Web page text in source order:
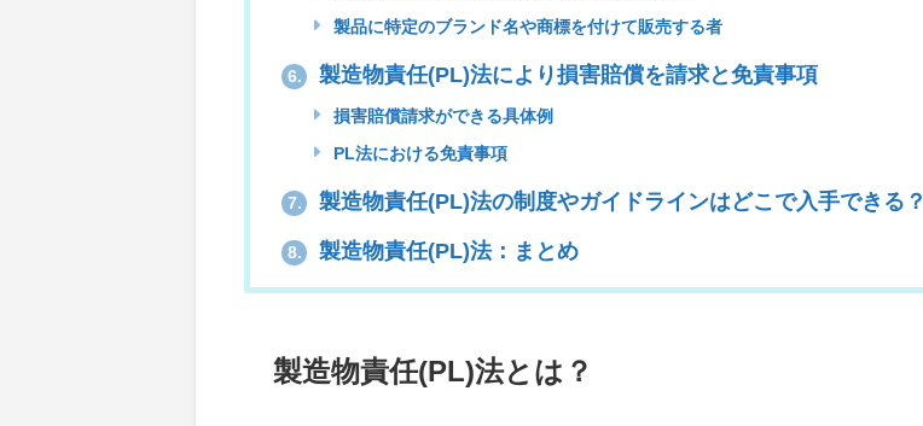
製品に特定のブランド名や商標を付けて販売する者
6. 製造物責任(PL)法により損害賠償を請求と免責事項
損害賠償請求ができる具体例
PL法における免責事項
7. 製造物責任(PL)法の制度やガイドラインはどこで入手できる？
8. 製造物責任(PL)法：まとめ
製造物責任(PL)法とは？